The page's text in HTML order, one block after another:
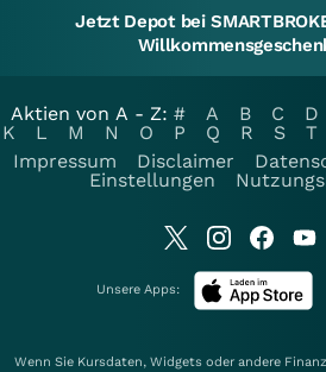
Jetzt Depot bei
Aktien von A - Z: # A B C D
K
L M N O P Q R S T
Impressum
Disclaimer
Einstellungen
Unsere Apps:
Wenn Sie Kursdaten, Widgets oder andere